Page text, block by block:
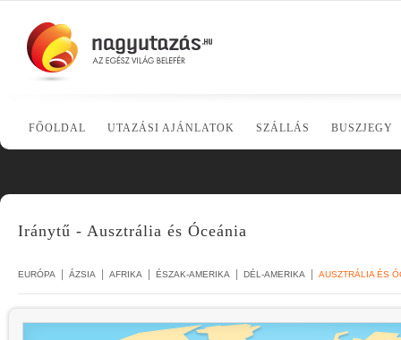
FŐOLDAL UTAZÁSI AJÁNLATOK SZÁLLÁS BUSZJEGY
Iránytű - Ausztrália és Óceánia
EURÓPA ÁZSIA AFRIKA ÉSZAK-AMERIKA DÉL-AMERIKA AUSZTRÁLIA ÉS